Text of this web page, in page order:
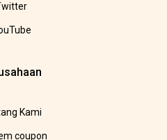
Kami
coupon